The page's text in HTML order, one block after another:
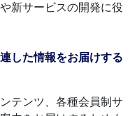
新サービスの開発に役
した情報をお届けする
テンツ、各種会員制サ